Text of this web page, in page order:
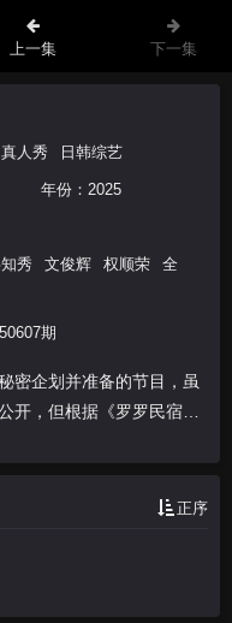
上一集 下一集
真人秀 日韩综艺
年份： 2025
秀 文俊辉 权顺荣
全
期
密企划并准备的节目，虽
开，但根据《罗罗民宿》
正序